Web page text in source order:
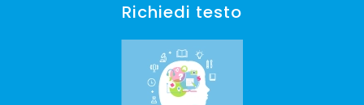
Richiedi testo